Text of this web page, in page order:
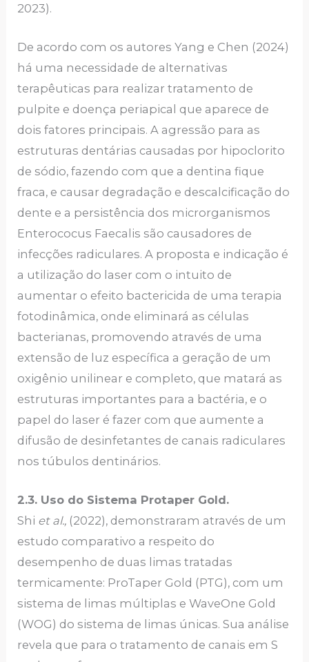
2023).
De acordo com os autores Yang e Chen (2024)
há uma necessidade de alternativas
terapêuticas para realizar tratamento de
pulpite e doença periapical que aparece de
dois fatores principais. A agressão para as
estruturas dentárias causadas por hipoclorito
de sódio, fazendo com que a dentina fique
fraca, e causar degradação e descalcificação do
dente e a persistência dos microrganismos
Enterococus Faecalis são causadores de
infecções radiculares. A proposta e indicação é
a utilização do laser com o intuito de
aumentar o efeito bactericida de uma terapia
fotodinâmica, onde eliminará as células
bacterianas, promovendo através de uma
extensão de luz específica a geração de um
oxigênio unilinear e completo, que matará as
estruturas importantes para a bactéria, e o
papel do laser é fazer com que aumente a
difusão de desinfetantes de canais radiculares
nos túbulos dentinários.
2.3. Uso do Sistema Protaper Gold.
Shi et al., (2022), demonstraram através de um
estudo comparativo a respeito do
desempenho de duas limas tratadas
termicamente: ProTaper Gold (PTG), com um
sistema de limas múltiplas e WaveOne Gold
(WOG) do sistema de limas únicas. Sua análise
revela que para o tratamento de canais em S